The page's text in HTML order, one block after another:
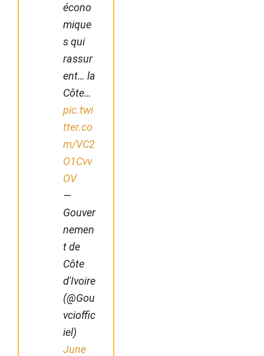
écono
mique
s qui
rassur
ent… la
Côte…
pic.twi
tter.co
m/VC2
O1Cvv
OV
—
Gouver
nemen
t de
Côte
d'Ivoire
(@Gou
vcioffic
iel)
June